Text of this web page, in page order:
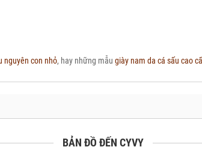
nguyên con nhỏ, hay những mẫu giày nam da cá sấu cao
BẢN ĐỒ ĐẾN CYVY